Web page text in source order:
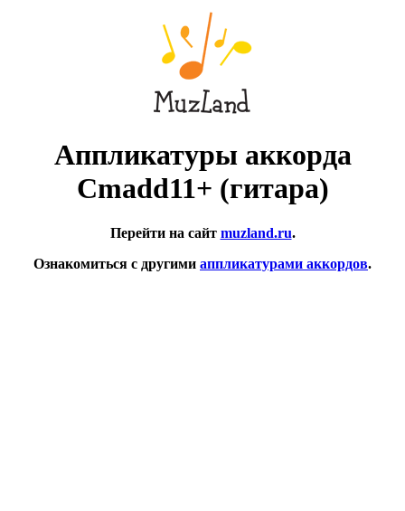
Аппликатуры аккорда
Cmadd11+ (гитара)
Перейти на сайт muzland.ru.
Ознакомиться с другими аппликатурами аккордов.